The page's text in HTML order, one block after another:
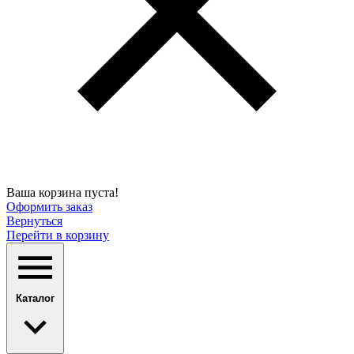
Ваша корзина пуста!
Оформить заказ
Вернуться
Перейти в корзину
Каталог